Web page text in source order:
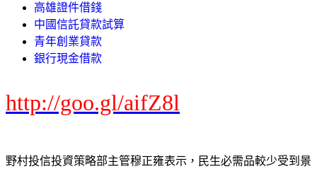
高雄證件借錢
中國信託貸款試算
青年創業貸款
銀行現金借款
http://goo.gl/aifZ8l
野村投信投資策略部主管穆正雍表示，民生必需品較少受到景